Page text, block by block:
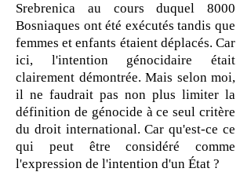
Srebrenica au cours duquel 8000
Bosniaques ont été exécutés tandis que
femmes et enfants étaient déplacés. Car
ici, l'intention génocidaire était
clairement démontrée. Mais selon moi,
il ne faudrait pas non plus limiter la
définition de génocide à ce seul critère
du droit international. Car qu'est-ce ce
qui peut être considéré comme
l'expression de l'intention d'un État ?